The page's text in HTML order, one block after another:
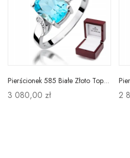
Pierścionek 585 Białe Złoto Topaz 2,40ct Brylanty
3 080,00 zł 2